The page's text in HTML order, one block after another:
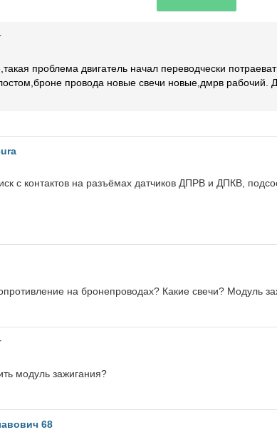
проблема двигатель начал переводчески
провода новые свечи новые,дмрв рабочий.
с контактов на разъёмах датчиков ДПРВ и ДПКВ,
на бронепроводах? Какие свечи? Модуль
модуль зажигания?
68